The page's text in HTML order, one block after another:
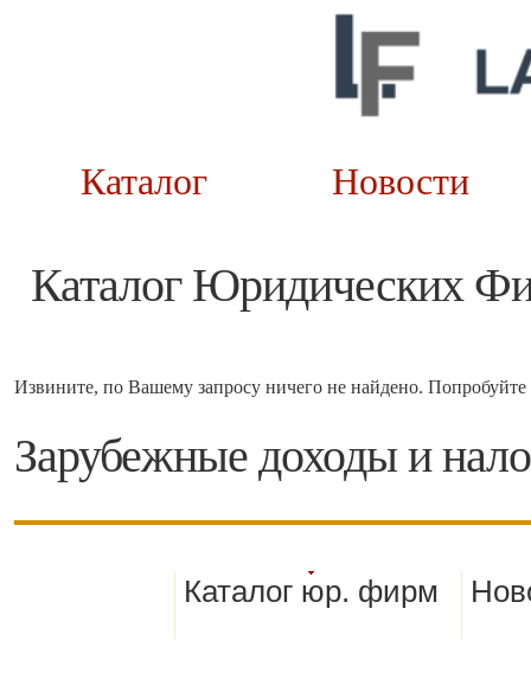
Каталог
Каталог Юридических
Извините, по Вашему запросу ничего не найдено. Попробуйте
Зарубежные доходы и
Каталог юр. фирм